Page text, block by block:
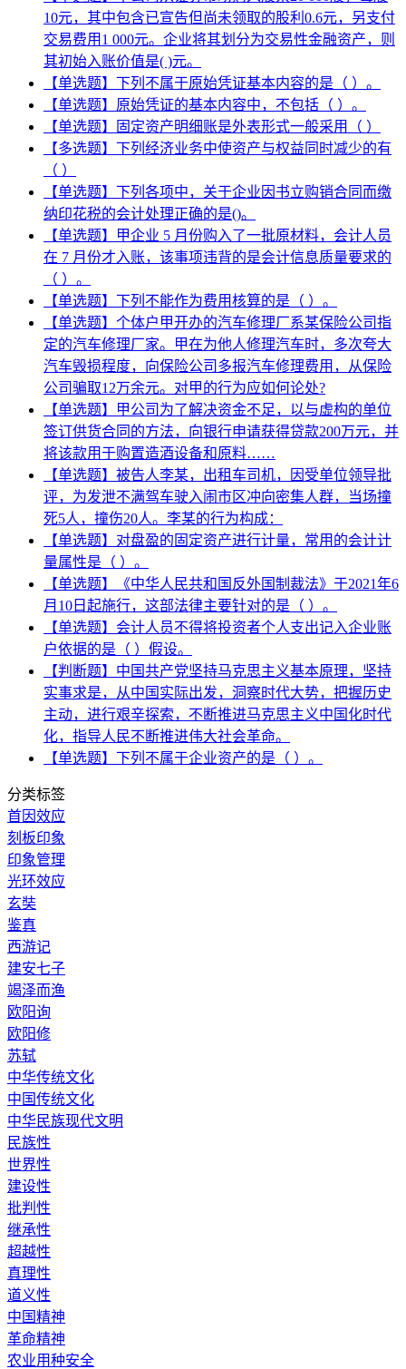
10元，其中包含已宣告但尚未领取的股利0.6元，另支付
交易费用1 000元。企业将其划分为交易性金融资产，则
其初始入账价值是( )元。
【单选题】下列不属于原始凭证基本内容的是（ ）。
【单选题】原始凭证的基本内容中，不包括（ ）。
【单选题】固定资产明细账是外表形式一般采用（ ）
【多选题】下列经济业务中使资产与权益同时减少的有
（ ）
【单选题】下列各项中，关于企业因书立购销合同而缴
纳印花税的会计处理正确的是()。
【单选题】甲企业 5 月份购入了一批原材料，会计人员
在 7 月份才入账，该事项违背的是会计信息质量要求的
（ ）。
【单选题】下列不能作为费用核算的是（ ）。
【单选题】个体户甲开办的汽车修理厂系某保险公司指
定的汽车修理厂家。甲在为他人修理汽车时，多次夸大
汽车毁损程度，向保险公司多报汽车修理费用，从保险
公司骗取12万余元。对甲的行为应如何论处?
【单选题】甲公司为了解决资金不足，以与虚构的单位
签订供货合同的方法，向银行申请获得贷款200万元，并
将该款用于购置造酒设备和原料……
【单选题】被告人李某，出租车司机，因受单位领导批
评，为发泄不满驾车驶入闹市区冲向密集人群，当场撞
死5人，撞伤20人。李某的行为构成：
【单选题】对盘盈的固定资产进行计量，常用的会计计
量属性是（ ）。
【单选题】《中华人民共和国反外国制裁法》于2021年6
月10日起施行，这部法律主要针对的是（ ）。
【单选题】会计人员不得将投资者个人支出记入企业账
户依据的是（ ）假设。
【判断题】中国共产党坚持马克思主义基本原理，坚持
实事求是，从中国实际出发，洞察时代大势，把握历史
主动，进行艰辛探索，不断推进马克思主义中国化时代
化，指导人民不断推进伟大社会革命。
【单选题】下列不属于企业资产的是（ ）。
分类标签
首因效应
刻板印象
印象管理
光环效应
玄奘
鉴真
西游记
建安七子
竭泽而渔
欧阳询
欧阳修
苏轼
中华传统文化
中国传统文化
中华民族现代文明
民族性
世界性
建设性
批判性
继承性
超越性
真理性
道义性
中国精神
革命精神
农业用种安全